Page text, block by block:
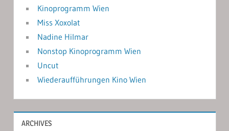
Kinoprogramm Wien
Miss Xoxolat
Nadine Hilmar
Nonstop Kinoprogramm Wien
Uncut
Wiederaufführungen Kino Wien
ARCHIVES